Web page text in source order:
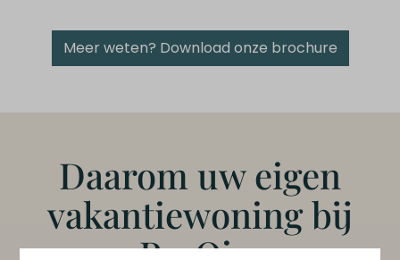
Meer weten? Download onze brochure
Daarom uw eigen
vakantiewoning bij